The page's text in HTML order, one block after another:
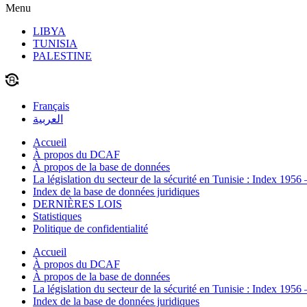
Menu
LIBYA
TUNISIA
PALESTINE
Français
العربية
Accueil
À propos du DCAF
À propos de la base de données
La législation du secteur de la sécurité en Tunisie : Index 1956
Index de la base de données juridiques
DERNIÈRES LOIS
Statistiques
Politique de confidentialité
Accueil
À propos du DCAF
À propos de la base de données
La législation du secteur de la sécurité en Tunisie : Index 1956
Index de la base de données juridiques